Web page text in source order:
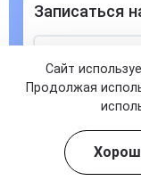
Записаться
Согласен с
обработку
Сайт
Продолжая